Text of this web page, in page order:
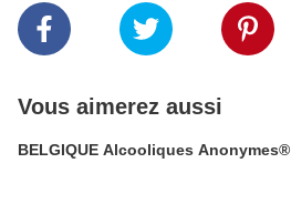
Vous aimerez aussi
BELGIQUE Alcooliques Anonymes®